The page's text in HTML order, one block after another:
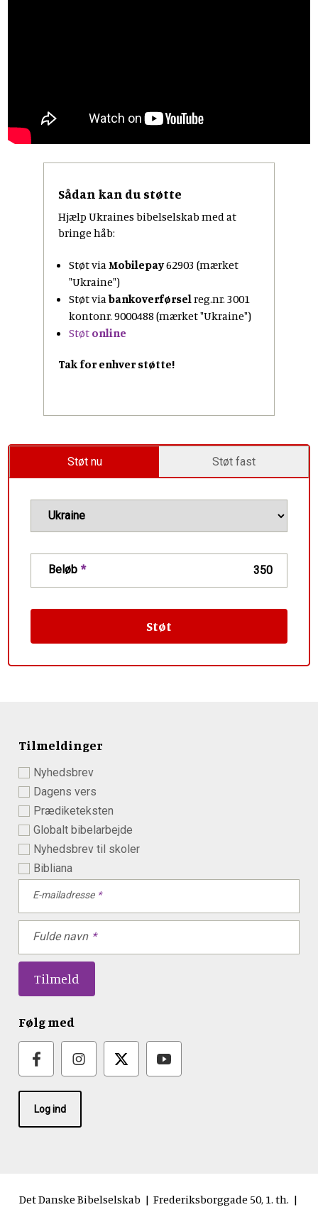
Sådan kan du støtte
Hjælp Ukraines bibelselskab med at
bringe håb:
Støt via Mobilepay62903 (mærket
"Ukraine")
Støt viabankoverførsel reg.nr. 3001
kontonr. 9000488 (mærket "Ukraine")
Støt online
Tak for enhver støtte!
Støt nu Støt fast
Beløb
Tilmeldinger
Nyhedsbrev
Dagens vers
Prædiketeksten
Globalt bibelarbejde
Nyhedsbrev til skoler
Bibliana
E-mailadresse
Fulde navn
Følg med
Log ind
Det Danske Bibelselskab | Frederiksborggade 50, 1. th. |